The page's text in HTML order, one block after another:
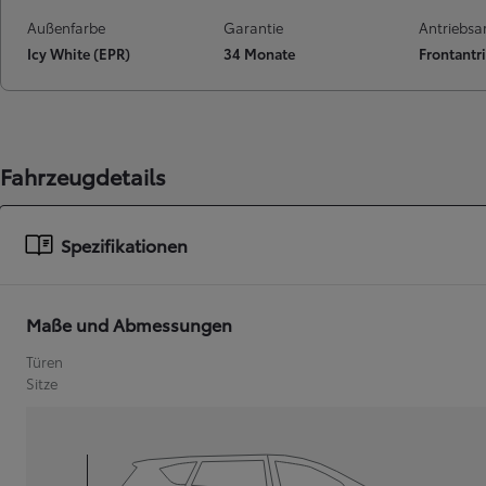
C-HR
Außenfarbe
Icy White (EPR)
Garantie
34 Monate
Fahrzeugdetails
Spezifikationen
Maße und Abmessungen
Türen
Sitze